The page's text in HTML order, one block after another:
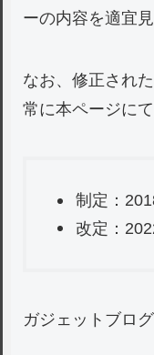
ーの内容を適宜
なお、修正され
常に本ページに
制定：
改定：
ガジェットブロ